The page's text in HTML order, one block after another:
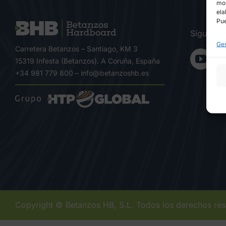
Carretera Betanzos – Santiago, KM 3
15319 Infesta (Betanzos). A Coruña, España
+34 981 779 800 – info@betanzoshb.es
Síguenos
Copyright © Betanzos HB, S.L. Todos los derechos